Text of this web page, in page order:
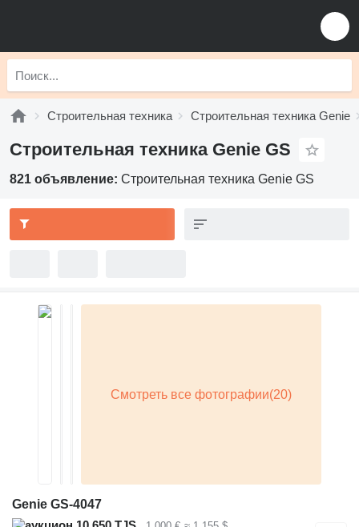
Строительная техника Строительная техника Genie
Строительная техника Genie GS
821 объявление: Строительная техника Genie GS
Genie GS-4047